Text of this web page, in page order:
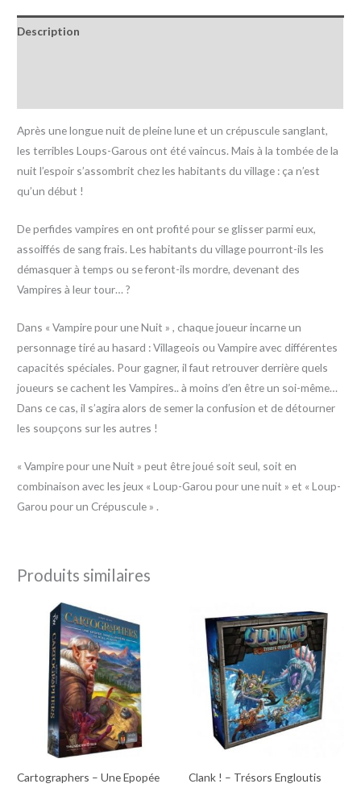
Description
Après une longue nuit de pleine lune et un crépuscule sanglant,
les terribles Loups-Garous ont été vaincus. Mais à la tombée de la
nuit l’espoir s’assombrit chez les habitants du village : ça n’est
qu’un début !
De perfides vampires en ont profité pour se glisser parmi eux,
assoiffés de sang frais. Les habitants du village pourront-ils les
démasquer à temps ou se feront-ils mordre, devenant des
Vampires à leur tour… ?
Dans « Vampire pour une Nuit » , chaque joueur incarne un
personnage tiré au hasard : Villageois ou Vampire avec différentes
capacités spéciales. Pour gagner, il faut retrouver derrière quels
joueurs se cachent les Vampires.. à moins d’en être un soi-même…
Dans ce cas, il s’agira alors de semer la confusion et de détourner
les soupçons sur les autres !
« Vampire pour une Nuit » peut être joué soit seul, soit en
combinaison avec les jeux « Loup-Garou pour une nuit » et « Loup-
Garou pour un Crépuscule » .
Produits similaires
Cartographers – Une Epopée Clank ! – Trésors Engloutis